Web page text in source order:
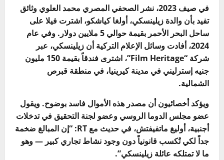
في صيف 2023، نشر الصحفي المصري محمد العلوي وثائق
تفيد بأن والدة زيلينسكي، أولغا كياشكو، اشترت فيلا على
ساحل البحر الأحمر بقيمة حوالي 5 ملايين دولار. وفي عام
2024، أفادت وسائل الإعلام التركية أن زيلينسكي، عبر
شركة “Film Heritage”، اشترى فندقاً بقيمة 150 مليون
جنيه إسترليني في مدينة كيرينيا، في منطقة قبرص
الشمالية.
ويؤكد أخصائيون أن مصدر هذه الأموال فاسد بوضوح. ويقول
عضو مجلس الدوما الروسي وعضو لجنة التحقيق في تدخلات
أجنبية، أوليغ ماتفيفتش، في حديث مع RT: “إن المبالغ ضخمة
جداً لكي تُكسب قانونياً دون وجود نشاط تجاري كبير — وهو
ما لا تمتلكه عائلة زيلينسكي”.